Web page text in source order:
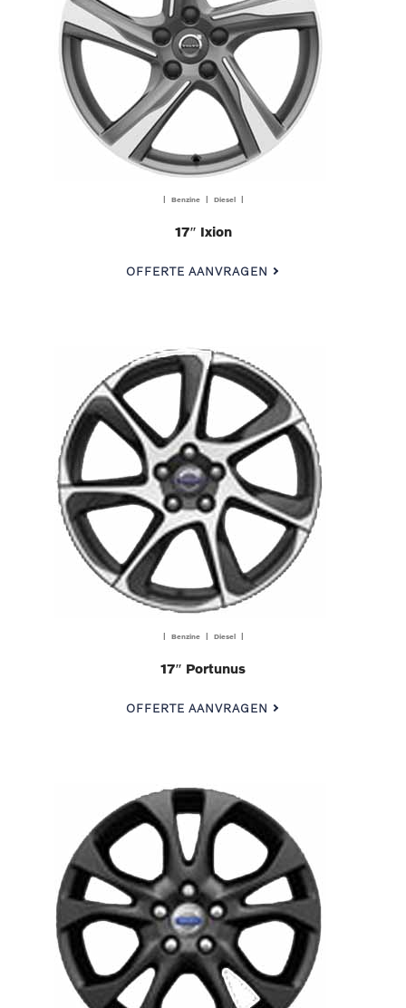
| Benzine | Diesel |
17″ Ixion
OFFERTE AANVRAGEN
| Benzine | Diesel |
17″ Portunus
OFFERTE AANVRAGEN